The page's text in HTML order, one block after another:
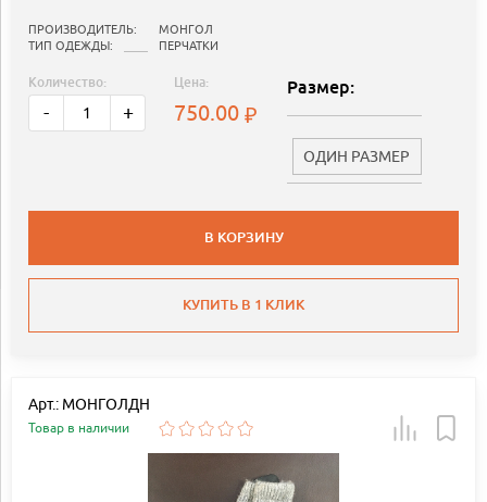
ПРОИЗВОДИТЕЛЬ:
МОНГОЛ
ТИП ОДЕЖДЫ:
ПЕРЧАТКИ
Количество:
- +
Цена:
750.00
Размер:
ОДИН РАЗМЕР
В КОРЗИНУ
КУПИТЬ В 1 КЛИК
Арт.: МОНГОЛДН
Товар в наличии